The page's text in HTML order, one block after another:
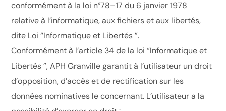
conformément à la loi n°78–17 du 6 janvier 1978
relative à l’informatique, aux fichiers et aux libertés,
dite Loi “Informatique et Libertés ”.
Conformément à l’article 34 de la loi “Informatique et
Libertés ”, APH Granville garantit à l’utilisateur un droit
d’opposition, d’accès et de rectification sur les
données nominatives le concernant. L’utilisateur a la